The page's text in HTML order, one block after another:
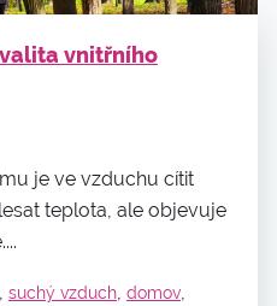
vnitřního
je ve vzduchu cítit
teplota, ale objevuje
, suchý vzduch, domov,